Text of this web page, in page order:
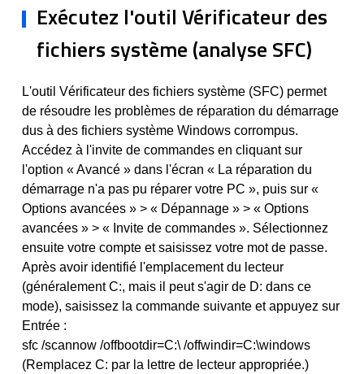
Exécutez l'outil Vérificateur des
fichiers système (analyse SFC)
L'outil Vérificateur des fichiers système (SFC) permet
de résoudre les problèmes de réparation du démarrage
dus à des fichiers système Windows corrompus.
Accédez à l'invite de commandes en cliquant sur
l'option « Avancé » dans l'écran « La réparation du
démarrage n'a pas pu réparer votre PC », puis sur «
Options avancées » > « Dépannage » > « Options
avancées » > « Invite de commandes ». Sélectionnez
ensuite votre compte et saisissez votre mot de passe.
Après avoir identifié l'emplacement du lecteur
(généralement C:, mais il peut s'agir de D: dans ce
mode), saisissez la commande suivante et appuyez sur
Entrée :
sfc /scannow /offbootdir=C:\ /offwindir=C:\windows
(Remplacez C: par la lettre de lecteur appropriée.)